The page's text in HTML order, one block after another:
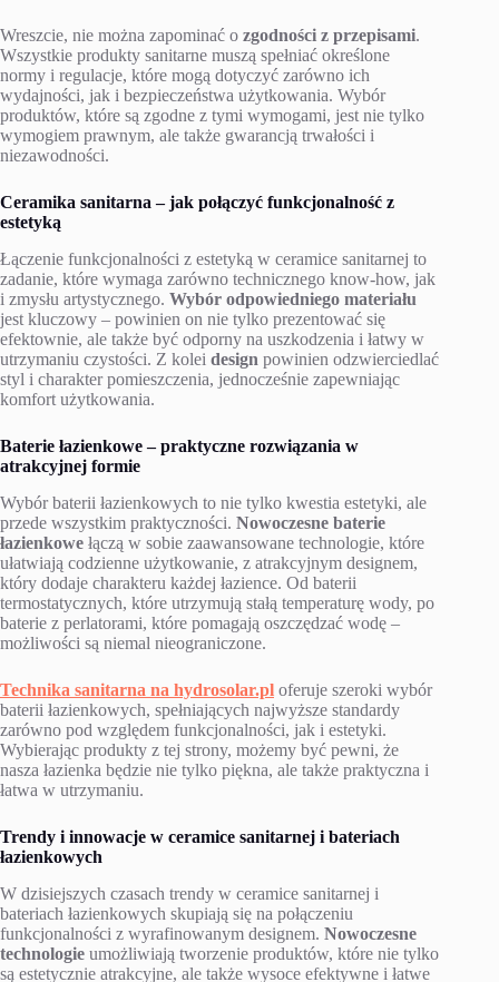
Wreszcie, nie można zapominać o zgodności z przepisami.
Wszystkie produkty sanitarne muszą spełniać określone
normy i regulacje, które mogą dotyczyć zarówno ich
wydajności, jak i bezpieczeństwa użytkowania. Wybór
produktów, które są zgodne z tymi wymogami, jest nie tylko
wymogiem prawnym, ale także gwarancją trwałości i
niezawodności.
Ceramika sanitarna – jak połączyć funkcjonalność z
estetyką
Łączenie funkcjonalności z estetyką w ceramice sanitarnej to
zadanie, które wymaga zarówno technicznego know-how, jak
i zmysłu artystycznego. Wybór odpowiedniego materiału
jest kluczowy – powinien on nie tylko prezentować się
efektownie, ale także być odporny na uszkodzenia i łatwy w
utrzymaniu czystości. Z kolei design powinien odzwierciedlać
styl i charakter pomieszczenia, jednocześnie zapewniając
komfort użytkowania.
Baterie łazienkowe – praktyczne rozwiązania w
atrakcyjnej formie
Wybór baterii łazienkowych to nie tylko kwestia estetyki, ale
przede wszystkim praktyczności. Nowoczesne baterie
łazienkowe łączą w sobie zaawansowane technologie, które
ułatwiają codzienne użytkowanie, z atrakcyjnym designem,
który dodaje charakteru każdej łazience. Od baterii
termostatycznych, które utrzymują stałą temperaturę wody, po
baterie z perlatorami, które pomagają oszczędzać wodę –
możliwości są niemal nieograniczone.
Technika sanitarna na hydrosolar.pl oferuje szeroki wybór
baterii łazienkowych, spełniających najwyższe standardy
zarówno pod względem funkcjonalności, jak i estetyki.
Wybierając produkty z tej strony, możemy być pewni, że
nasza łazienka będzie nie tylko piękna, ale także praktyczna i
łatwa w utrzymaniu.
Trendy i innowacje w ceramice sanitarnej i bateriach
łazienkowych
W dzisiejszych czasach trendy w ceramice sanitarnej i
bateriach łazienkowych skupiają się na połączeniu
funkcjonalności z wyrafinowanym designem. Nowoczesne
technologie umożliwiają tworzenie produktów, które nie tylko
są estetycznie atrakcyjne, ale także wysoce efektywne i łatwe